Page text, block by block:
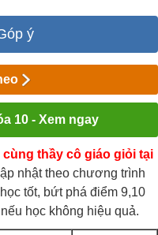
ý
10 - Xem ngay
thầy cô giáo giỏi tại
nhật theo chương trình
tốt, bứt phá điểm 9,10
học không hiệu quả.